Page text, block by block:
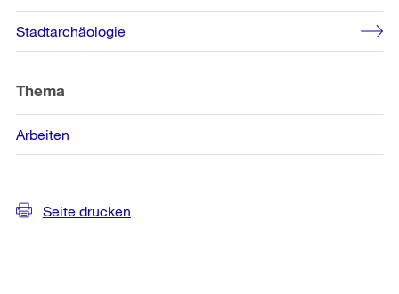
Stadtarchäologie
Thema
Arbeiten
Seite drucken